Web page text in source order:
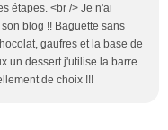
étapes. <br /> Je n'ai
blog !! Baguette sans
gaufres et la base de
un dessert j'utilise la barre
de choix !!!